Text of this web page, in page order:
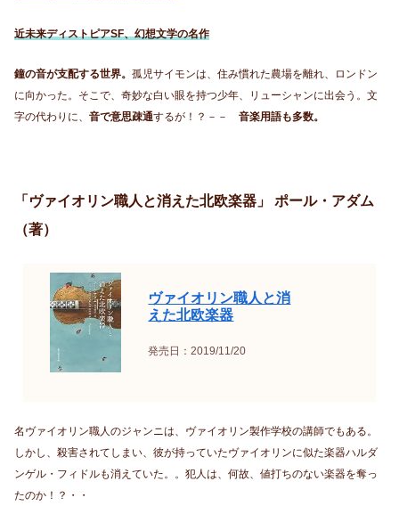
近未来ディストピアSF、幻想文学の名作
鐘の音が支配する世界。 孤児サイモンは、住み慣れた農場を離れ、ロンドン
に向かった。そこで、奇妙な白い眼を持つ少年、リューシャンに出会う。文
字の代わりに、 音で意思疎通するが！？－－ 音楽用語も多数。
「ヴァイオリン職人と消えた北欧楽器」 ポール・アダム
（著）
ヴァイオリン職人と消
えた北欧楽器
発売日：2019/11/20
名ヴァイオリン職人のジャンニは、ヴァイオリン製作学校の講師でもある。
しかし、殺害されてしまい、彼が持っていたヴァイオリンに似た楽器ハルダ
ンゲル・フィドルも消えていた。。犯人は、何故、値打ちのない楽器を奪っ
たのか！？・・